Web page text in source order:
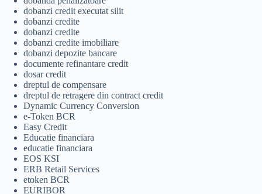
dobanzi credit executat silit
dobanzi credite
dobanzi credite
dobanzi credite imobiliare
dobanzi depozite bancare
documente refinantare credit
dosar credit
dreptul de compensare
dreptul de retragere din contract credit
Dynamic Currency Conversion
e-Token BCR
Easy Credit
Educatie financiara
educatie financiara
EOS KSI
ERB Retail Services
etoken BCR
EURIBOR